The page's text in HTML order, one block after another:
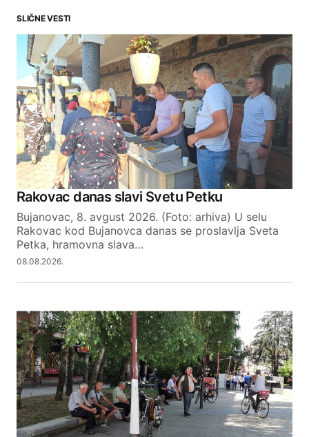
Your email address will not be published.
Required fields are marked*
Comment*
Your Name
Your E-mail
SLIČNE VESTI
Rakovac danas slavi Svetu Petku
Bujanovac, 8. avgust 2026. (Foto: arhiva) U selu
Rakovac kod Bujanovca danas se proslavlja Sveta
Petka, hramovna slava…
08.08.2026.